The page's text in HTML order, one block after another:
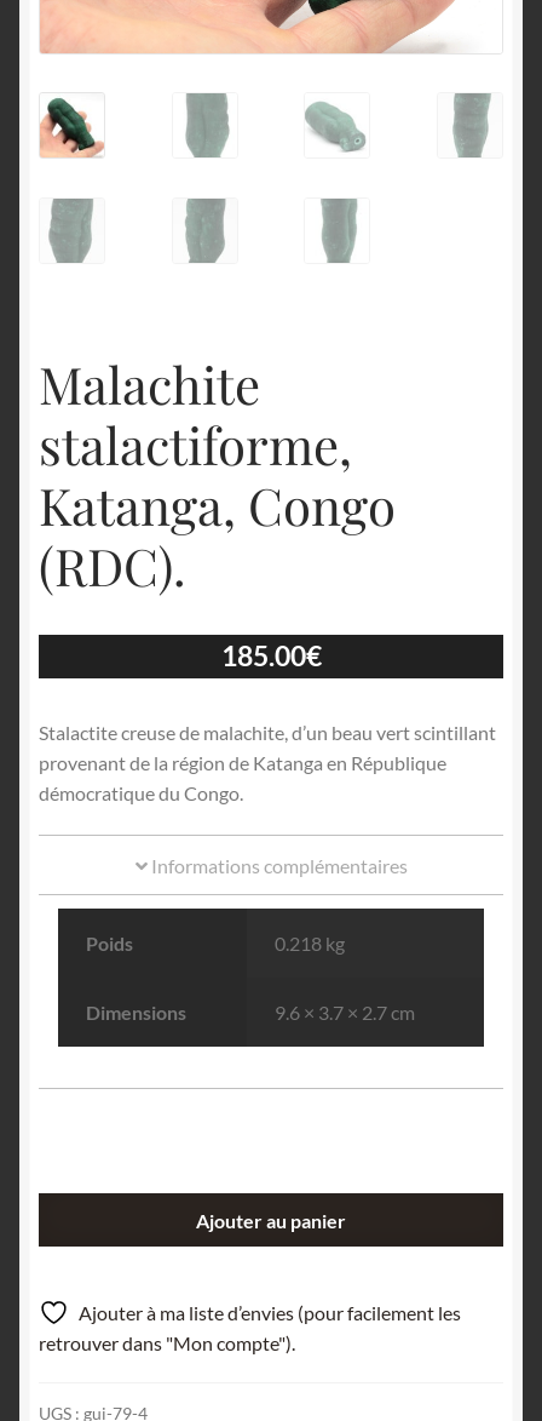
Malachite
stalactiforme,
Katanga, Congo
(RDC).
185.00€
Stalactite creuse de malachite, d’un beau vert scintillant
provenant de la région de Katanga en République
démocratique du Congo.
Informations complémentaires
Poids 0.218 kg
Dimensions 9.6 × 3.7 × 2.7 cm
stalactiforme,
Katanga,
Congo
Ajouter au panier
Ajouter à ma liste d’envies (pour facilement les
retrouver dans "Mon compte").
UGS : gui-79-4